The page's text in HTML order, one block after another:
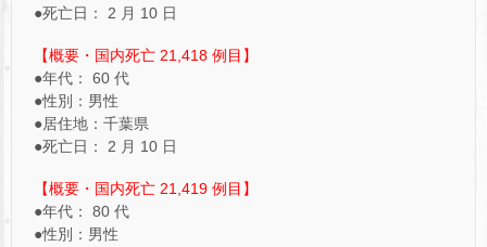
●死亡日： 2 月 10 日
【概要・国内死亡 21,418 例目】
●年代： 60 代
●性別：男性
●居住地：千葉県
●死亡日： 2 月 10 日
【概要・国内死亡 21,419 例目】
●年代： 80 代
●性別：男性